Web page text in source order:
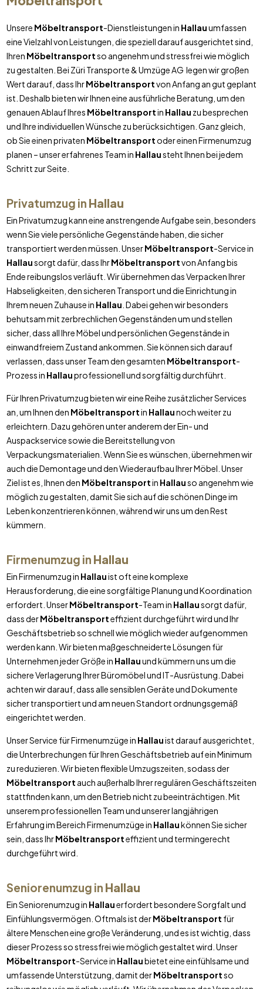
Unsere Möbeltransport-Dienstleistungen in Hallauumfassen
eine Vielzahl von Leistungen, die speziell darauf ausgerichtet sind,
Ihren Möbeltransportso angenehm und stressfrei wie möglich
zu gestalten. Bei Züri Transporte & Umzüge AG legen wir großen
Wert darauf, dass IhrMöbeltransportvon Anfang an gut geplant
ist. Deshalb bieten wir Ihnen eine ausführliche Beratung, um den
genauen Ablauf Ihres Möbeltransportin Hallau zu besprechen
und Ihre individuellen Wünsche zu berücksichtigen. Ganz gleich,
ob Sie einen privaten Möbeltransportoder einen Firmenumzug
planen – unser erfahrenes Team in Hallausteht Ihnen bei jedem
Schritt zur Seite.
Privatumzug in Hallau
Ein Privatumzug kann eine anstrengende Aufgabe sein, besonders
wenn Sie viele persönliche Gegenstände haben, die sicher
transportiert werden müssen. UnserMöbeltransport-Service in
Hallausorgt dafür, dass IhrMöbeltransportvon Anfang bis
Ende reibungslos verläuft. Wir übernehmen das Verpacken Ihrer
Habseligkeiten, den sicheren Transport und die Einrichtung in
Ihrem neuen Zuhause in Hallau . Dabei gehen wir besonders
behutsam mit zerbrechlichen Gegenständen um und stellen
sicher, dass all Ihre Möbel und persönlichen Gegenstände in
einwandfreiem Zustand ankommen. Sie können sich darauf
verlassen, dass unser Team den gesamten Möbeltransport-
Prozess in Hallauprofessionell und sorgfältig durchführt.
Für Ihren Privatumzug bieten wir eine Reihe zusätzlicher Services
an, um Ihnen den Möbeltransportin Hallaunoch weiter zu
erleichtern. Dazu gehören unter anderem der Ein- und
Auspackservice sowie die Bereitstellung von
Verpackungsmaterialien. Wenn Sie es wünschen, übernehmen wir
auch die Demontage und den Wiederaufbau Ihrer Möbel. Unser
Ziel ist es, Ihnen den Möbeltransportin Hallauso angenehm wie
möglich zu gestalten, damit Sie sich auf die schönen Dinge im
Leben konzentrieren können, während wir uns um den Rest
kümmern.
Firmenumzug in Hallau
Ein Firmenumzug in Hallauist oft eine komplexe
Herausforderung, die eine sorgfältige Planung und Koordination
erfordert. UnserMöbeltransport-Team in Hallausorgt dafür,
dass derMöbeltransporteffizient durchgeführt wird und Ihr
Geschäftsbetrieb so schnell wie möglich wieder aufgenommen
werden kann. Wir bieten maßgeschneiderte Lösungen für
Unternehmen jeder Größe in Hallauund kümmern uns um die
sichere Verlagerung Ihrer Büromöbel und IT-Ausrüstung. Dabei
achten wir darauf, dass alle sensiblen Geräte und Dokumente
sicher transportiert und am neuen Standort ordnungsgemäß
eingerichtet werden.
Unser Service für Firmenumzüge in Hallauist darauf ausgerichtet,
die Unterbrechungen für Ihren Geschäftsbetrieb auf ein Minimum
zu reduzieren. Wir bieten flexible Umzugszeiten, sodass der
Möbeltransport auch außerhalb Ihrer regulären Geschäftszeiten
stattfinden kann, um den Betrieb nicht zu beeinträchtigen. Mit
unserem professionellen Team und unserer langjährigen
Erfahrung im Bereich Firmenumzüge in Hallaukönnen Sie sicher
sein, dass IhrMöbeltransporteffizient und termingerecht
durchgeführt wird.
Seniorenumzug in Hallau
Ein Seniorenumzug in Hallauerfordert besondere Sorgfalt und
Einfühlungsvermögen. Oftmals ist derMöbeltransport für
ältere Menschen eine große Veränderung, und es ist wichtig, dass
dieser Prozess so stressfrei wie möglich gestaltet wird. Unser
Möbeltransport-Service in Hallaubietet eine einfühlsame und
umfassende Unterstützung, damit derMöbeltransportso